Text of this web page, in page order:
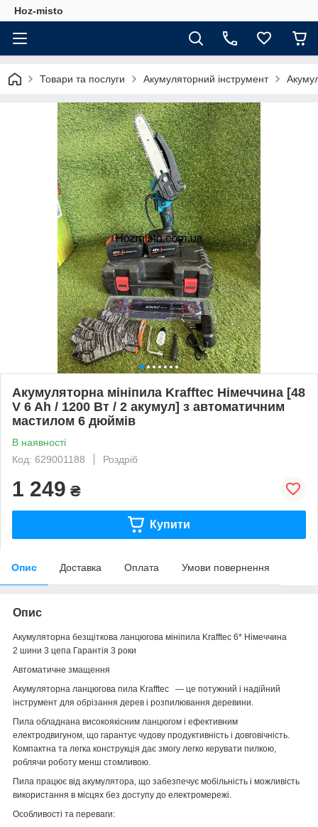
Hoz-misto
Товари та послуги Акумуляторний інструмент
Акумуляторна мініпила Krafftec Німеччина [48
V 6 Ah / 1200 Вт / 2 акумул] з автоматичним
мастилом 6 дюймів
В наявності
Код: 629001188
Роздріб
1 249 ₴
Купити
Опис Доставка Оплата Умови повернення
Опис
Акумуляторна безщіткова ланцюгова мініпила Krafftec 6* Німеччина
2 шини 3 цепа Гарантія 3 роки
Автоматичне змащення
Акумуляторна ланцюгова пила Krafftec — це потужний і надійний
інструмент для обрізання дерев і розпилювання деревини.
Пила обладнана високоякісним ланцюгом і ефективним
електродвигуном, що гарантує чудову продуктивність і довговічність.
Компактна та легка конструкція дає змогу легко керувати пилкою,
роблячи роботу менш стомливою.
Пила працює від акумулятора, що забезпечує мобільність і можливість
використання в місцях без доступу до електромережі.
Особливості та переваги: